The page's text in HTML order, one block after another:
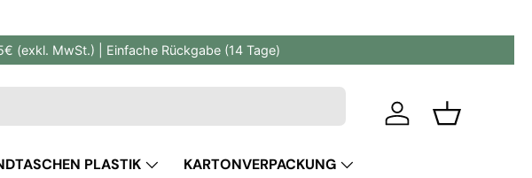
(exkl. MwSt.) | Einfache Rückgabe (14 Tage)
Einloggen
PLASTIK
KARTONVERPACKUNG